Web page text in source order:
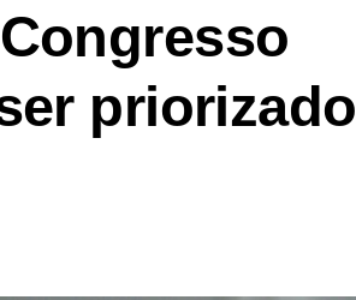
priorizado